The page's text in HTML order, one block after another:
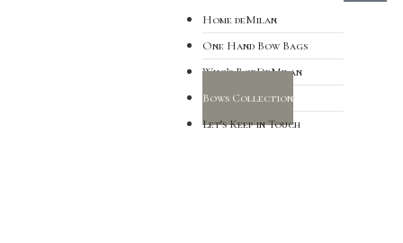
Home deMilan
One Hand Bow Bags
Who’s RobDeMilan
Bows Collection
Let’s Keep in Touch